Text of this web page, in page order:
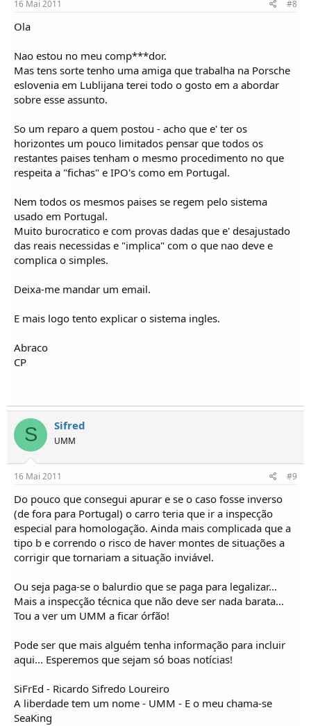
16 Mai 2011 #8
Ola
Nao estou no meu comp***dor.
Mas tens sorte tenho uma amiga que trabalha na Porsche
eslovenia em Lublijana terei todo o gosto em a abordar
sobre esse assunto.
So um reparo a quem postou - acho que e' ter os
horizontes um pouco limitados pensar que todos os
restantes paises tenham o mesmo procedimento no que
respeita a "fichas" e IPO's como em Portugal.
Nem todos os mesmos paises se regem pelo sistema
usado em Portugal.
Muito burocratico e com provas dadas que e' desajustado
das reais necessidas e "implica" com o que nao deve e
complica o simples.
Deixa-me mandar um email.
E mais logo tento explicar o sistema ingles.
Abraco
CP
S Sifred
UMM
16 Mai 2011 #9
Do pouco que consegui apurar e se o caso fosse inverso
(de fora para Portugal) o carro teria que ir a inspecção
especial para homologação. Ainda mais complicada que a
tipo b e correndo o risco de haver montes de situações a
corrigir que tornariam a situação inviável.
Ou seja paga-se o balurdio que se paga para legalizar...
Mais a inspecção técnica que não deve ser nada barata...
Tou a ver um UMM a ficar órfão!
Pode ser que mais alguém tenha informação para incluir
aqui... Esperemos que sejam só boas notícias!
SiFrEd - Ricardo Sifredo Loureiro
A liberdade tem um nome - UMM - E o meu chama-se
SeaKing